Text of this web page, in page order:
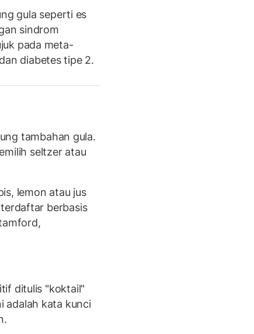
gula seperti es
sindrom
pada meta-
dan diabetes tipe 2.
tambahan gula.
seltzer atau
lemon atau jus
berbasis
ditulis "koktail"
adalah kata kunci